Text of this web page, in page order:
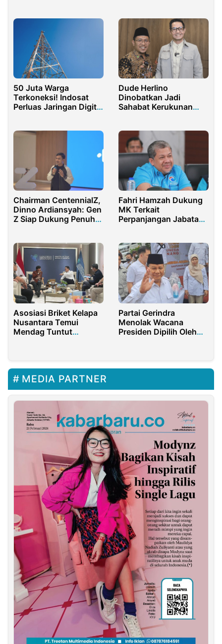
50 Juta Warga
Terkoneksi! Indosat
Perluas Jaringan Digital
Dude Herlino
Dinobatkan Jadi
Sahabat Kerukunan
Chairman CentennialZ,
Dinno Ardiansyah: Gen
Z Siap Dukung Penuh
Fahri Hamzah Dukung
MK Terkait
Perpanjangan Jabatan
Asosiasi Briket Kelapa
Nusantara Temui
Mendag Tuntut
Partai Gerindra
Menolak Wacana
Presiden Dipilih Oleh
MEDIA PARTNER